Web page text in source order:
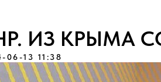
ИЗ КРЫМА
06-13 11:38